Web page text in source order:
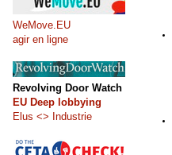
WeMove.EU
agir en ligne
Revolving Door Watch
EU Deep lobbying
Elus <> Industrie